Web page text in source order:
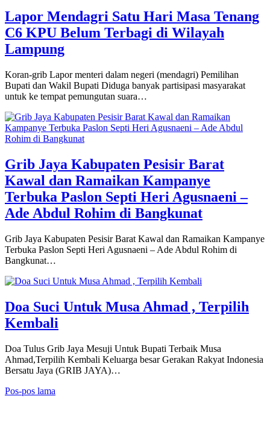
Lapor Mendagri Satu Hari Masa Tenang
C6 KPU Belum Terbagi di Wilayah
Lampung
Koran-grib Lapor menteri dalam negeri (mendagri) Pemilihan
Bupati dan Wakil Bupati Diduga banyak partisipasi masyarakat
untuk ke tempat pemungutan suara…
Grib Jaya Kabupaten Pesisir Barat
Kawal dan Ramaikan Kampanye
Terbuka Paslon Septi Heri Agusnaeni –
Ade Abdul Rohim di Bangkunat
Grib Jaya Kabupaten Pesisir Barat Kawal dan Ramaikan Kampanye
Terbuka Paslon Septi Heri Agusnaeni – Ade Abdul Rohim di
Bangkunat…
Doa Suci Untuk Musa Ahmad , Terpilih
Kembali
Doa Tulus Grib Jaya Mesuji Untuk Bupati Terbaik Musa
Ahmad,Terpilih Kembali Keluarga besar Gerakan Rakyat Indonesia
Bersatu Jaya (GRIB JAYA)…
Navigasi
Pos-pos lama